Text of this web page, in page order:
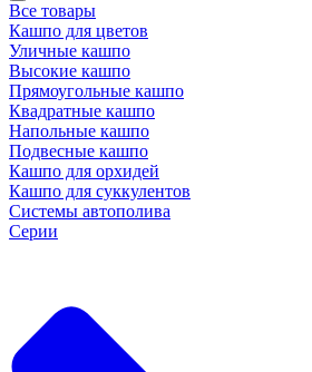
Все товары
Кашпо для цветов
Уличные кашпо
Высокие кашпо
Прямоугольные кашпо
Квадратные кашпо
Напольные кашпо
Подвесные кашпо
Кашпо для орхидей
Кашпо для суккулентов
Системы автополива
Серии